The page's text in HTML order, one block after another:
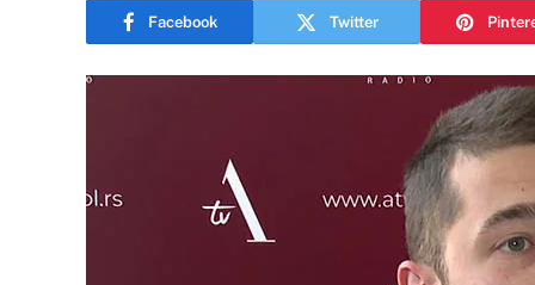
Facebook Twitter